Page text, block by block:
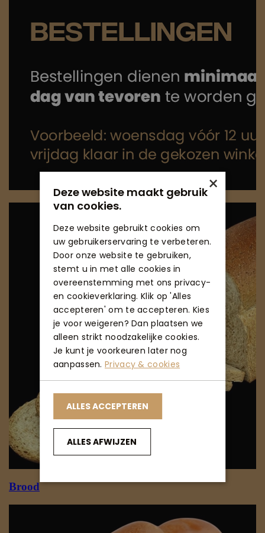
×
Deze website maakt gebruik
van cookies.
Deze website gebruikt cookies om
uw gebruikerservaring te verbeteren.
Door onze website te gebruiken,
stemt u in met alle cookies in
overeenstemming met ons privacy-
en cookieverklaring. Klik op 'Alles
accepteren' om te accepteren. Kies
je voor weigeren? Dan plaatsen we
alleen strikt noodzakelijke cookies.
Je kunt je voorkeuren later nog
aanpassen.Privacy & cookies
ALLES ACCEPTEREN
ALLES AFWIJZEN